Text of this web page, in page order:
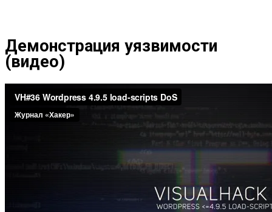
Демонстрация уязвимости
(видео)